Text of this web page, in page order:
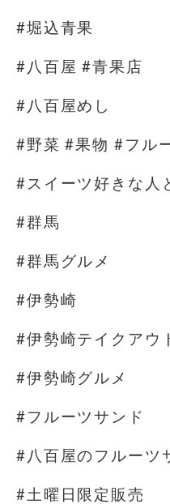
#堀込青果
#八百屋 #青果店
#八百屋めし
#野菜 #果物 #フル
#スイーツ好きな人
#群馬
#群馬グルメ
#伊勢崎
#伊勢崎テイクアウ
#伊勢崎グルメ
#フルーツサンド
#八百屋のフルーツ
#土曜日限定販売